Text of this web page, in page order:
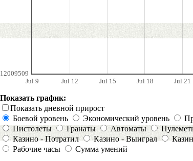
Jul 9 Jul 12 Jul 15 Jul 18 Jul 21
12009509
Показать график:
Показать дневной прирост
Боевой уровень
Экономический уровень
Пистолеты
Гранаты Автоматы
Казино - Потратил
Казино - Выиграл
Рабочие часы
Сумма умений